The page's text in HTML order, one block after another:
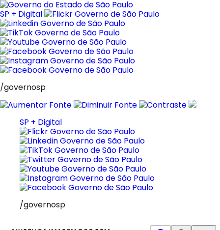
Pular
para
o
conteúdo
SP + Digital
/governosp
SP + Digital
/governosp